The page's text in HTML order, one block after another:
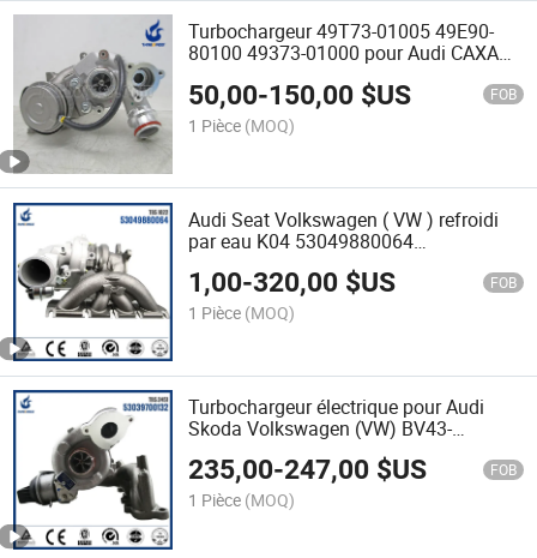
Turbochargeur 49T73-01005 49E90-
80100 49373-01000 pour Audi CAXA
50,00-150,00 $US FOB
1 Pièce (MOQ)
Audi Seat Volkswagen ( VW ) refroidi
par eau K04 53049880064
06F145702C turbo pièces de rechange
CHRA turbocompresseur électrique à
vendre
1,00-320,00 $US FOB
1 Pièce (MOQ)
Turbochargeur électrique pour Audi
Skoda Volkswagen (VW) BV43-
1874KXB419.18KVAXC CBAA CBAB
CBAB CBDA CBDB 53039880132
53039880139 03L253010C
235,00-247,00 $US FOB
1 Pièce (MOQ)